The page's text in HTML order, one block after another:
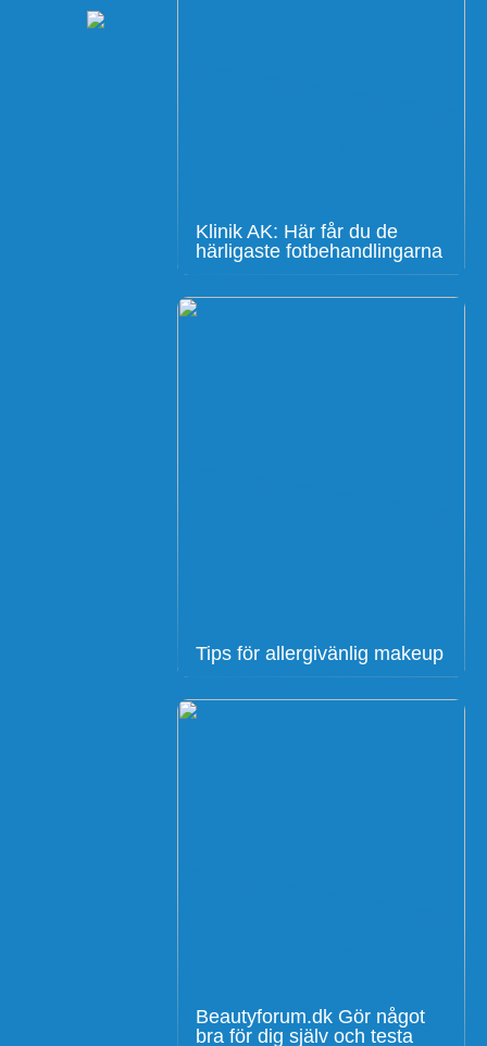
Klinik AK: Här får du de
härligaste fotbehandlingarna
Tips för allergivänlig makeup
Beautyforum.dk Gör något
bra för dig själv och testa